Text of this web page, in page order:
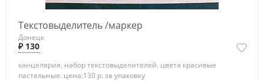
Текстовыделитель /маркер
Донецк
₽ 130
канцелярия. набор текстовыделителей. цвета красивые
пастельные. цена:130 р. за упаковку